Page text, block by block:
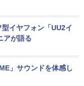
イヤフォン「UU2イ
アが語る
」サウンドを体感し